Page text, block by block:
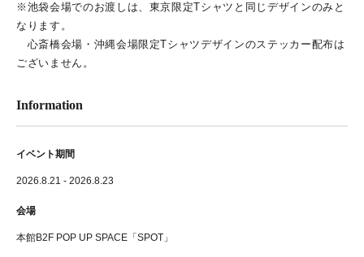
※池袋会場でのお渡しは、東京限定Tシャツと同じデザインのみと
なります。
心斎橋会場・沖縄会場限定Tシャツデザインのステッカー配布は
ございません。
Information
イベント期間
2026.8.21 - 2026.8.23
会場
本館B2F POP UP SPACE「SPOT」